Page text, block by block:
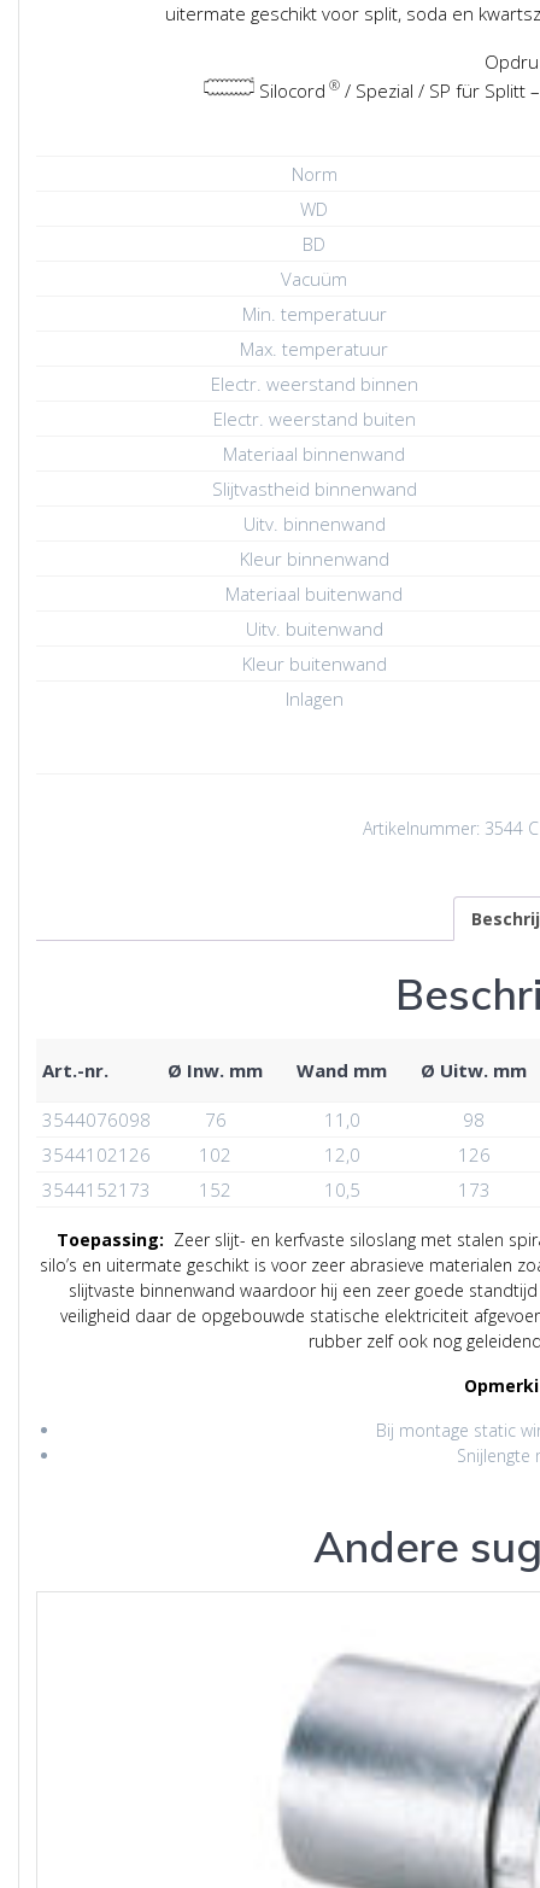
uitermate geschikt voor split, soda en
Silocord ® / Spezial / SP für Splitt
Norm
WD
BD
Vacuüm
Min. temperatuur
Max. temperatuur
Electr. weerstand binnen
Electr. weerstand buiten
Materiaal binnenwand
Slijtvastheid binnenwand
Uitv. binnenwand
Kleur binnenwand
Materiaal buitenwand
Uitv. buitenwand
Kleur buitenwand
Inlagen
Artikelnummer: 3544
Art.-nr. Ø Inw. mm Wand mm Ø Uitw. mm
3544076098 76 11,0
98
3544102126
102 12,0
126
3544152173
152 10,5 173
Toepassing: Zeer slijt- en kerfvaste siloslang met stalen
silo’s en uitermate geschikt is voor zeer abrasieve materialen
slijtvaste binnenwand waardoor hij een zeer goede
veiligheid daar de opgebouwde statische elektriciteit
rubber zelf ook nog
Bij montage static
Snijlengte
Andere